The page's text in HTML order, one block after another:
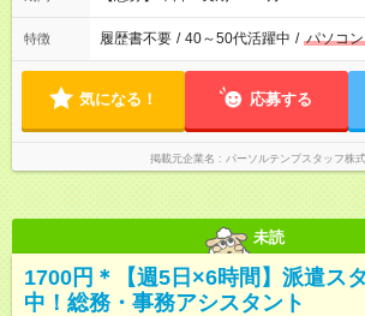
特徴 履歴書不要 / 40～50代活躍中 / パソコ
気になる！ 応募する
掲載元企業名 パーソルテンプスタッフ株
未読
1700円＊【週5日×6時間】派遣ス
中！総務・事務アシスタント